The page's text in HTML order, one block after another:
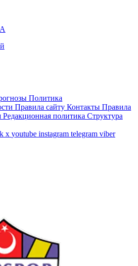
Политика
Правила сайту Контакты Правила
Редакционная политика Структура
x youtube instagram telegram viber